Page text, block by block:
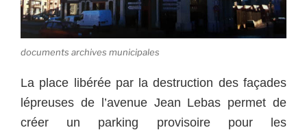
documents archives municipales
La place libérée par la destruction des façades
lépreuses de l’avenue Jean Lebas permet de
créer un parking provisoire pour les